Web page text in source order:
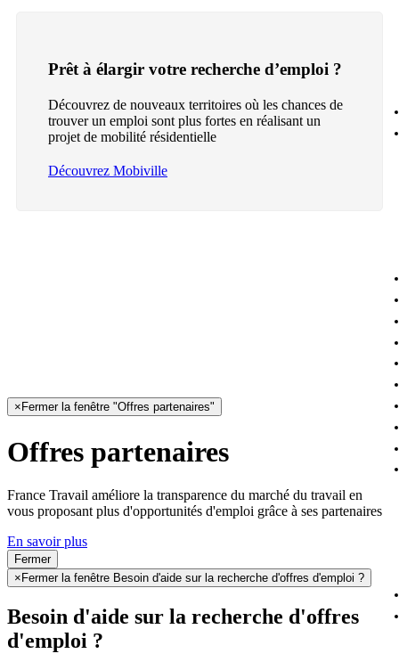
Prêt à élargir votre recherche d’emploi ?
Découvrez de nouveaux territoires où les chances de
trouver un emploi sont plus fortes en réalisant un
projet de mobilité résidentielle
Découvrez Mobiville
× Fermer la fenêtre "Offres partenaires"
Offres partenaires
France Travail améliore la transparence du marché du travail en
vous proposant plus d'opportunités d'emploi grâce à ses partenaires
En savoir plus
Fermer
× Fermer la fenêtre Besoin d'aide sur la recherche d'offres d'emploi ?
Besoin d'aide sur la recherche d'offres
d'emploi ?